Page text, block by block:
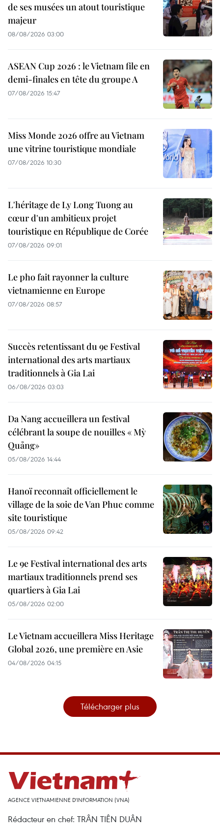
de ses musées un atout touristique
majeur
08/08/2026 03:00
ASEAN Cup 2026 : le Vietnam file en
demi-finales en tête du groupe A
07/08/2026 15:47
Miss Monde 2026 offre au Vietnam
une vitrine touristique mondiale
07/08/2026 10:30
L'héritage de Ly Long Tuong au
cœur d'un ambitieux projet
touristique en République de Corée
07/08/2026 09:01
Le pho fait rayonner la culture
vietnamienne en Europe
07/08/2026 08:57
Succès retentissant du 9e Festival
international des arts martiaux
traditionnels à Gia Lai
06/08/2026 03:03
Da Nang accueillera un festival
célébrant la soupe de nouilles « Mỳ
Quảng»
05/08/2026 14:44
Hanoï reconnaît officiellement le
village de la soie de Van Phuc comme
site touristique
05/08/2026 09:42
Le 9e Festival international des arts
martiaux traditionnels prend ses
quartiers à Gia Lai
05/08/2026 02:00
Le Vietnam accueillera Miss Heritage
Global 2026, une première en Asie
04/08/2026 04:15
Télécharger plus
AGENCE VIETNAMIENNE D'INFORMATION (VNA)
Rédacteur en chef: TRÂN TIÊN DUÂN